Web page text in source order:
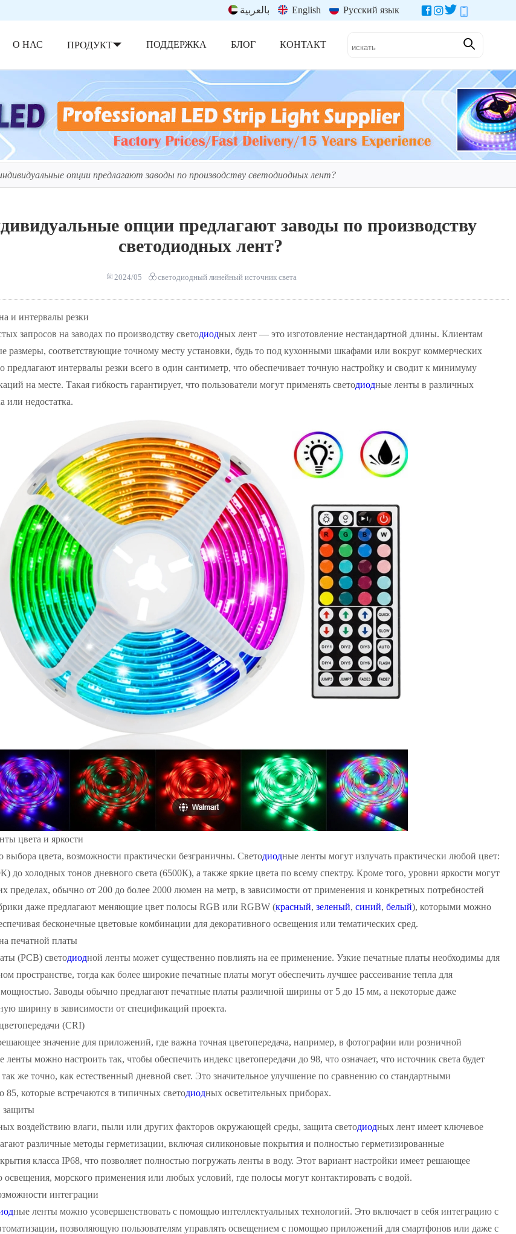
بالعربية English Русский язык
О НАС ПРОДУКТ ПОДДЕРЖКА БЛОГ КОНТАКТ
опции предлагают заводы по производству светодиодных лент?
опции предлагают заводы по производству
светодиодных лент?
2024/05 светодиодный линейный источник света
и интервалы резки
запросов на заводах по производству светодиодных лент — это изготовление нестандартной длины. Клиентам
размеры, соответствующие точному месту установки, будь то под кухонными шкафами или вокруг коммерческих
предлагают интервалы резки всего в один сантиметр, что обеспечивает точную настройку и сводит к минимуму
на месте. Такая гибкость гарантирует, что пользователи могут применять светодиодные ленты в различных
или недостатка.
цвета и яркости
выбора цвета, возможности практически безграничны. Светодиодные ленты могут излучать практически любой цвет:
до холодных тонов дневного света (6500К), а также яркие цвета по всему спектру. Кроме того, уровни яркости могут
пределах, обычно от 200 до более 2000 люмен на метр, в зависимости от применения и конкретных потребностей
даже предлагают меняющие цвет полосы RGB или RGBW (красный, зеленый, синий, белый), которыми можно
бесконечные цветовые комбинации для декоративного освещения или тематических сред.
печатной платы
(PCB) светодиодной ленты может существенно повлиять на ее применение. Узкие печатные платы необходимы для
пространстве, тогда как более широкие печатные платы могут обеспечить лучшее рассеивание тепла для
Заводы обычно предлагают печатные платы различной ширины от 5 до 15 мм, а некоторые даже
ширину в зависимости от спецификаций проекта.
(CRI)
значение для приложений, где важна точная цветопередача, например, в фотографии или розничной
ленты можно настроить так, чтобы обеспечить индекс цветопередачи до 98, что означает, что источник света будет
так же точно, как естественный дневной свет. Это значительное улучшение по сравнению со стандартными
85, которые встречаются в типичных светодиодных осветительных приборах.
защиты
воздействию влаги, пыли или других факторов окружающей среды, защита светодиодных лент имеет ключевое
различные методы герметизации, включая силиконовые покрытия и полностью герметизированные
класса IP68, что позволяет полностью погружать ленты в воду. Этот вариант настройки имеет решающее
освещения, морского применения или любых условий, где полосы могут контактировать с водой.
интеграции
ные ленты можно усовершенствовать с помощью интеллектуальных технологий. Это включает в себя интеграцию с
позволяющую пользователям управлять освещением с помощью приложений для смартфонов или даже с